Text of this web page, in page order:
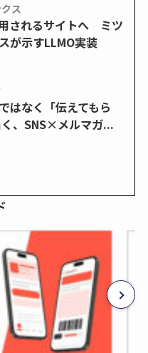
ス
されるサイトへ ミツ
が示すLLMO実装
はなく「伝えてもら
、SNS×メルマガ...